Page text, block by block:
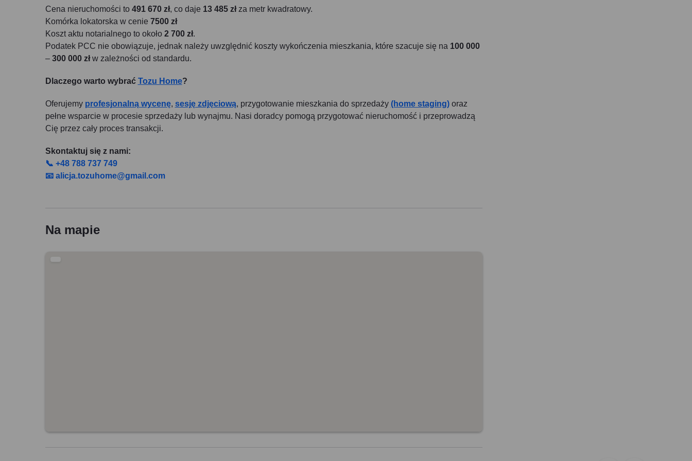
Cena nieruchomości to 491 670 zł, co daje 13 485 złza metr kwadratowy.
Komórka lokatorska w cenie 7500 zł
Koszt aktu notarialnego to około 2 700 zł.
Podatek PCC nie obowiązuje, jednak należy uwzględnić koszty wykończenia mieszkania, które szacuje się na 100 000
– 300 000 złw zależności od standardu.
Dlaczego warto wybrać Tozu Home?
Oferujemy profesjonalną wycenę, sesję zdjęciową, przygotowanie mieszkania do sprzedaży (home staging)oraz
pełne wsparcie w procesie sprzedaży lub wynajmu. Nasi doradcy pomogą przygotować nieruchomość i przeprowadzą
Cię przez cały proces transakcji.
Skontaktuj się z nami:
📞 +48 788 737 749
📧 alicja.tozuhome@gmail.com
Na mapie